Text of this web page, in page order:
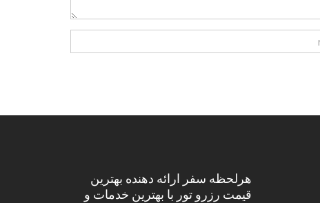
هرلحظه سفر ارائه دهنده بهترین
قیمت رزرو تور با بهترین خدمات و